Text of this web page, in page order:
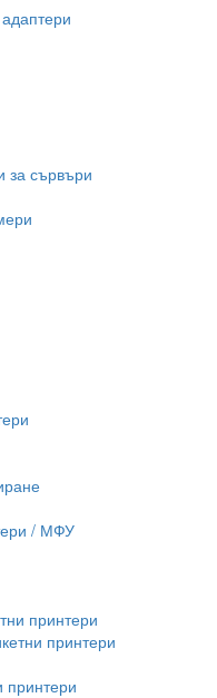
за сървъри
/ МФУ
принтери
принтери
принтери